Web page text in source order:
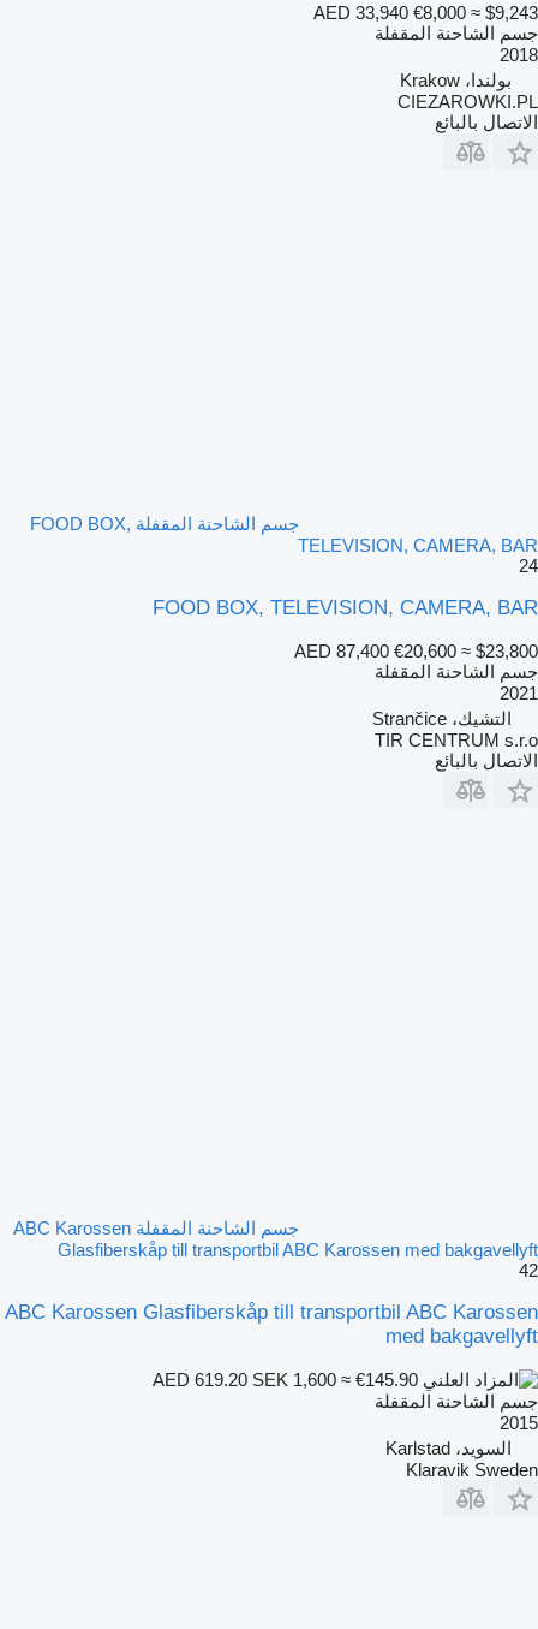
AED 33,940 €8,000 ≈ $9,243
جسم الشاحنة المقفلة
2018
بولندا، Krakow
CIEZAROWKI.PL
الاتصال بالبائع
جسم الشاحنة المقفلة FOOD BOX,
TELEVISION, CAMERA, BAR
24
FOOD BOX, TELEVISION, CAMERA, BAR
AED 87,400 €20,600 ≈ $23,800
جسم الشاحنة المقفلة
2021
التشيك، Strančice
TIR CENTRUM s.r.o
الاتصال بالبائع
جسم الشاحنة المقفلة ABC Karossen
Glasfiberskåp till transportbil ABC Karossen med bakgavellyft
42
ABC Karossen Glasfiberskåp till transportbil ABC Karossen
med bakgavellyft
SEK 1,600 ≈ €145.90
جسم الشاحنة المقفلة
2015
السويد، Karlstad
Klaravik Sweden